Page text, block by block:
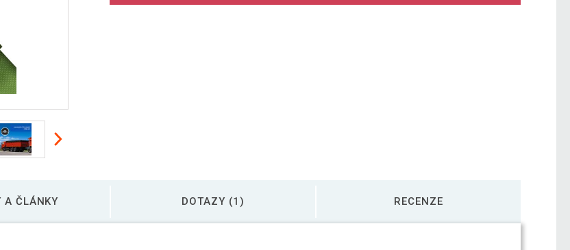
A ČLÁNKY DOTAZY (1) RECENZE